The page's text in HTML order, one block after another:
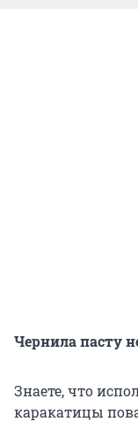
Чернила пасту
Знаете, что
каракатицы